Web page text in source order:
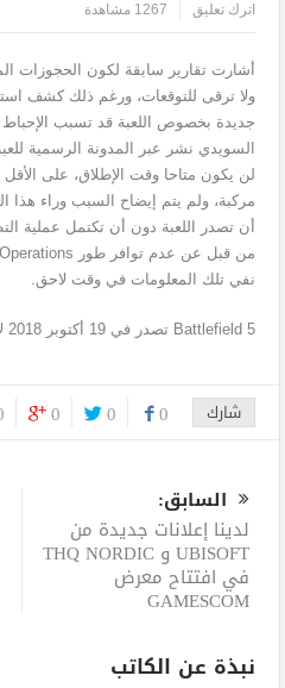
اترك تعليق
1267 مشاهدة
جديدة بخصوص اللعبة قد تسبب الإحباط
السويدي نشر عبر المدونة الرسمية
لن يكون متاحا وقت الإطلاق، على
مركبة، ولم يتم إيضاح السبب وراء
نفي تلك المعلومات في وقت لاحق.
Battlefield 5 تصدر في 19 أكتوبر 2018 لأجهزة PS4 و Xbox One و PC.
شارك 0
0
0
السابق:
لدينا إعلانات جديدة من
UBISOFT و THQ NORDIC
في افتتاح معرض
GAMESCOM
نبذة عن الكاتب